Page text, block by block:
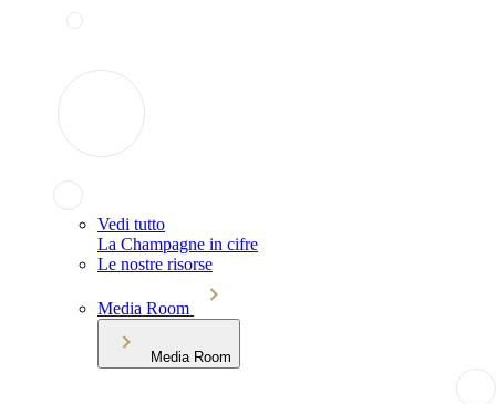
Vedi tutto
La Champagne in cifre
Le nostre risorse
Media Room
Media Room